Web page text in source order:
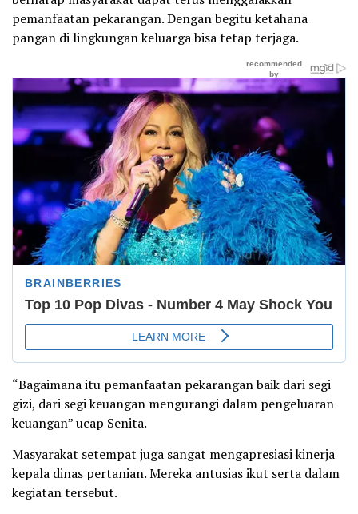
pemanfaatan pekarangan. Dengan begitu ketahana
pangan di lingkungan keluarga bisa tetap terjaga.
“Bagaimana itu pemanfaatan pekarangan baik dari segi
gizi, dari segi keuangan mengurangi dalam pengeluaran
keuangan” ucap Senita.
Masyarakat setempat juga sangat mengapresiasi kinerja
kepala dinas pertanian. Mereka antusias ikut serta dalam
kegiatan tersebut.